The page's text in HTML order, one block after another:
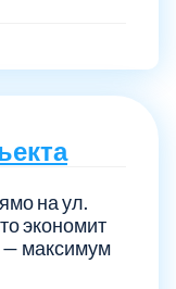
на ул.
экономит
максимум